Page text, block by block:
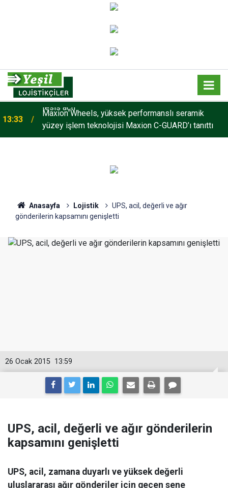
13:33
Maxion Wheels, yüksek performanslı seramik
yüzey işlem teknolojisi Maxion C-GUARD’ı tanıttı
Anasayfa Lojistik
UPS, acil, değerli ve ağır
gönderilerin kapsamını genişletti
13:59
26 Ocak 2015
UPS, acil, değerli ve ağır gönderilerin
kapsamını genişletti
UPS, acil, zamana duyarlı ve yüksek değerli
uluslararası ağır gönderiler için geçen sene